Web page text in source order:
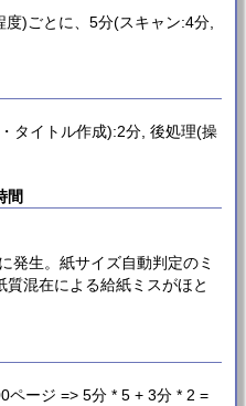
)ごとに、5分(スキャン:4分,
タイトル作成):2分, 後処理(操
間
発生。紙サイズ自動判定のミ
混在による給紙ミスがほと
ページ => 5分 * 5 + 3分 * 2 =